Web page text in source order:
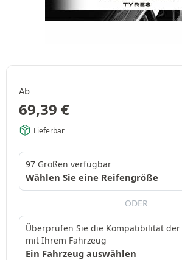
Ab
69,39 €
Lieferbar
97 Größen verfügbar
Wählen Sie eine Reifengröße
ODER
Überprüfen Sie die Kompatibilität der
mit Ihrem Fahrzeug
Ein Fahrzeug auswählen